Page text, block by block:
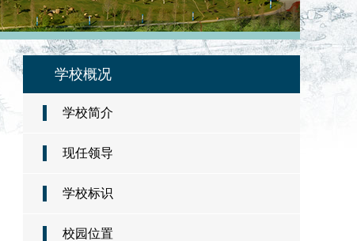
学校概况
学校简介
现任领导
学校标识
校园位置